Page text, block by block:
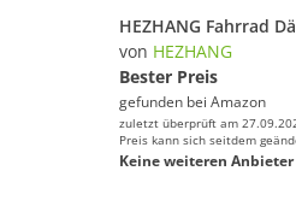
von HEZHANG
Bester Preis
gefunden bei Amazon
zuletzt überprüft am
Preis kann sich seitdem
Keine weiteren Anbieter